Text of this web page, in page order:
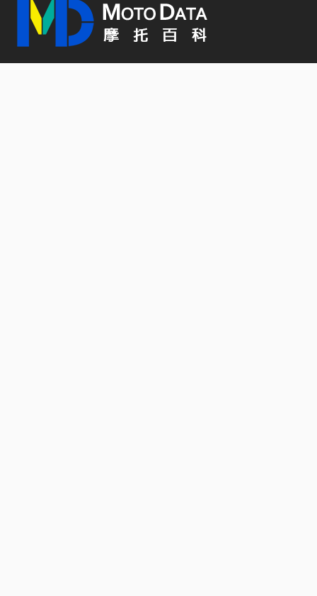
【官方新聞稿】「JOG 125」質感新色亮相 打造都
會移動風格
PressRelease 2026 年 5 月 8 日